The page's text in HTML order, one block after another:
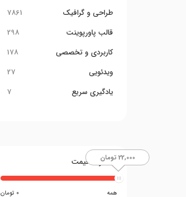
طراحی و گرافیک
7861
قالب پاورپوینت
298
کاربردی و تخصصی
178
ویدئویی
27
یادگیری سریع
7
محدوده قیمت22,000 تومان
همه 0 تومان